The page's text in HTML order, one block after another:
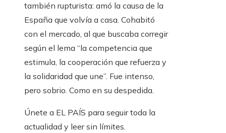
también rupturista: amó la causa de la
España que volvía a casa. Cohabitó
con el mercado, al que buscaba corregir
según el lema “la competencia que
estimula, la cooperación que refuerza y
la solidaridad que une”. Fue intenso,
pero sobrio. Como en su despedida.
Únete a EL PAÍS para seguir toda la
actualidad y leer sin límites.